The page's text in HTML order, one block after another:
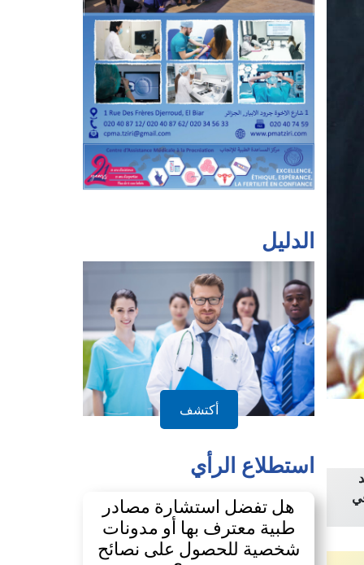
الدليل
أكتشف
استطلاع الرأي
هل تفضل استشارة مصادر
طبية معترف بها أو مدونات
شخصية للحصول على نصائح